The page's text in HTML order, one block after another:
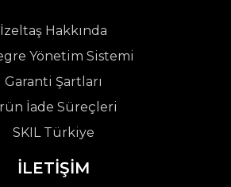
İzeltaş Hakkında
Yönetim Sistemi
Garanti Şartları
İade Süreçleri
SKIL Türkiye
İLETİŞİM